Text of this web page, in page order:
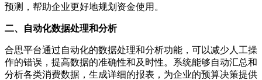
预测，帮助企业更好地规划资金使用。
二、自动化数据处理和分析
合思平台通过自动化的数据处理和分析功能，可以减少人工操
作的错误，提高数据的准确性和及时性。系统能够自动汇总和
分析各类消费数据，生成详细的报表，为企业的预算决策提供